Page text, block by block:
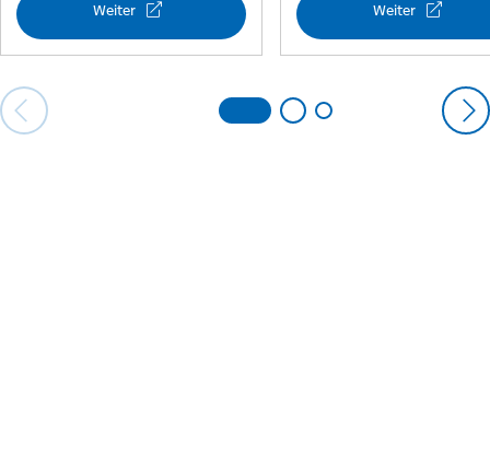
Weiter Weiter